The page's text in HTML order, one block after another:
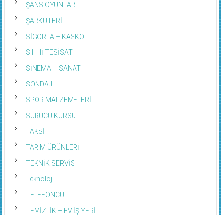
ŞANS OYUNLARI
ŞARKÜTERİ
SİGORTA – KASKO
SIHHİ TESİSAT
SİNEMA – SANAT
SONDAJ
SPOR MALZEMELERİ
SÜRÜCÜ KURSU
TAKSİ
TARIM ÜRÜNLERİ
TEKNİK SERVİS
Teknoloji
TELEFONCU
TEMİZLİK – EV İŞ YERİ